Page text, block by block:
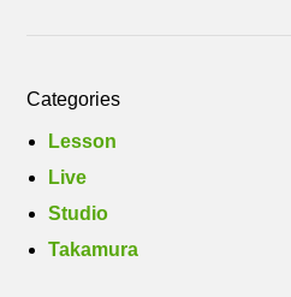
Categories
Lesson
Live
Studio
Takamura